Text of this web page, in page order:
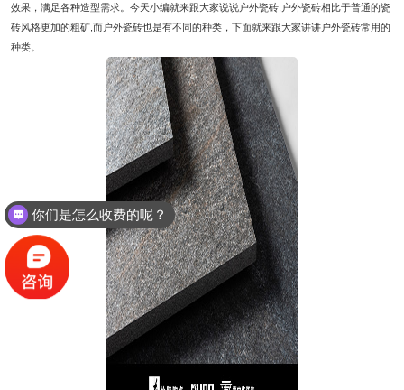
效果，满足各种造型需求。今天小编就来跟大家说说户外瓷砖,户外瓷砖相比于普通的瓷
砖风格更加的粗矿,而户外瓷砖也是有不同的种类，下面就来跟大家讲讲户外瓷砖常用的
种类。
你们是怎么收费的呢？